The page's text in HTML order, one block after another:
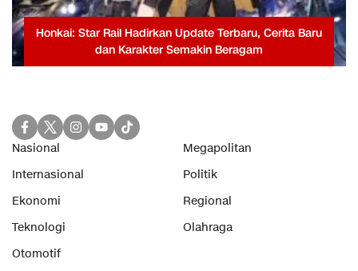
Honkai: Star Rail Hadirkan Update Terbaru, Cerita Baru
dan Karakter Semakin Beragam
Nasional
Megapolitan
Internasional
Politik
Ekonomi
Regional
Teknologi
Olahraga
Otomotif